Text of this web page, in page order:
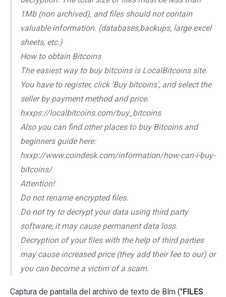
1Mb (non archived), and files should not contain
valuable information. (databases,backups, large excel
sheets, etc.)
How to obtain Bitcoins
The easiest way to buy bitcoins is LocalBitcoins site.
You have to register, click 'Buy bitcoins', and select the
seller by payment method and price.
hxxps://localbitcoins.com/buy_bitcoins
Also you can find other places to buy Bitcoins and
beginners guide here:
hxxp://www.coindesk.com/information/how-can-i-buy-
bitcoins/
Attention!
Do not rename encrypted files.
Do not try to decrypt your data using third party
software, it may cause permanent data loss.
Decryption of your files with the help of third parties
may cause increased price (they add their fee to our) or
you can become a victim of a scam.
Captura de pantalla del archivo de texto de Blm ("FILES